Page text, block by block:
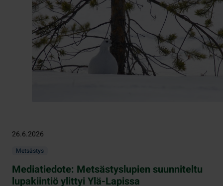
26.6.2026
Metsästys
Mediatiedote: Metsästyslupien suunniteltu
lupakiintiö ylittyi Ylä-Lapissa